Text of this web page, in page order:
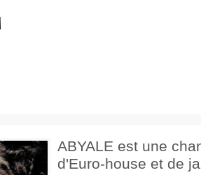
ABYALE est une
d'Euro-house et de